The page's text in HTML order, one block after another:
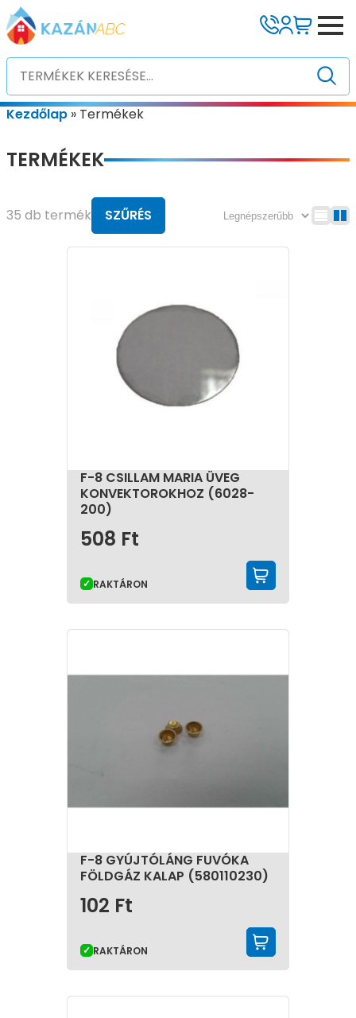
Kezdőlap » Termékek
TERMÉKEK
35 db termék SZŰRÉS
F-8 CSILLAM MARIA ÜVEG
KONVEKTOROKHOZ (6028-
200)
508 Ft
RAKTÁRON
F-8 GYÚJTÓLÁNG FUVÓKA
FÖLDGÁZ KALAP (580110230)
102 Ft
RAKTÁRON